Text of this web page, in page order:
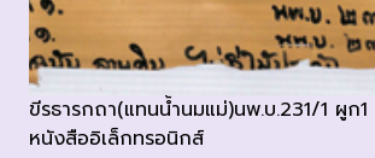
ขีรธารกถา(แทนน้ำนมแม่)นพ.บ.231/1 ผูก1
หนังสืออิเล็กทรอนิกส์